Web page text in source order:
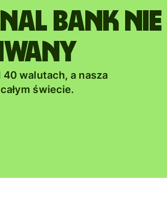
BANK nie
walutach, a nasza
świecie.